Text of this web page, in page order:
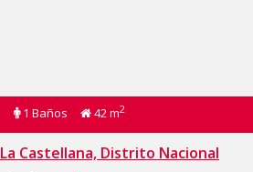
1 Baños 42 m2
La Castellana, Distrito Nacional